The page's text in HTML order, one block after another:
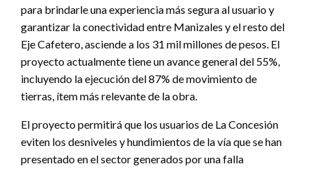
para brindarle una experiencia más segura al usuario y
garantizar la conectividad entre Manizales y el resto del
Eje Cafetero, asciende a los 31 mil millones de pesos. El
proyecto actualmente tiene un avance general del 55%,
incluyendo la ejecución del 87% de movimiento de
tierras, ítem más relevante de la obra.
El proyecto permitirá que los usuarios de La Concesión
eviten los desniveles y hundimientos de la vía que se han
presentado en el sector generados por una falla